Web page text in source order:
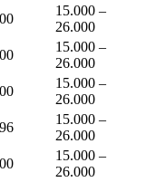
15.000 –
26.000
15.000 –
26.000
15.000 –
26.000
15.000 –
26.000
15.000 –
26.000